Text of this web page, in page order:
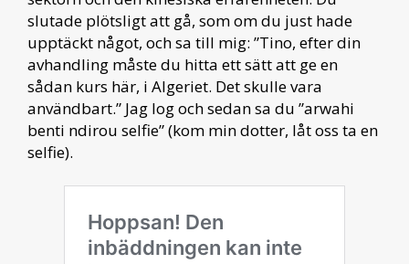
slutade plötsligt att gå, som om du just hade
upptäckt något, och sa till mig: ”Tino, efter din
avhandling måste du hitta ett sätt att ge en
sådan kurs här, i Algeriet. Det skulle vara
användbart.” Jag log och sedan sa du ”arwahi
benti ndirou selfie” (kom min dotter, låt oss ta en
selfie).